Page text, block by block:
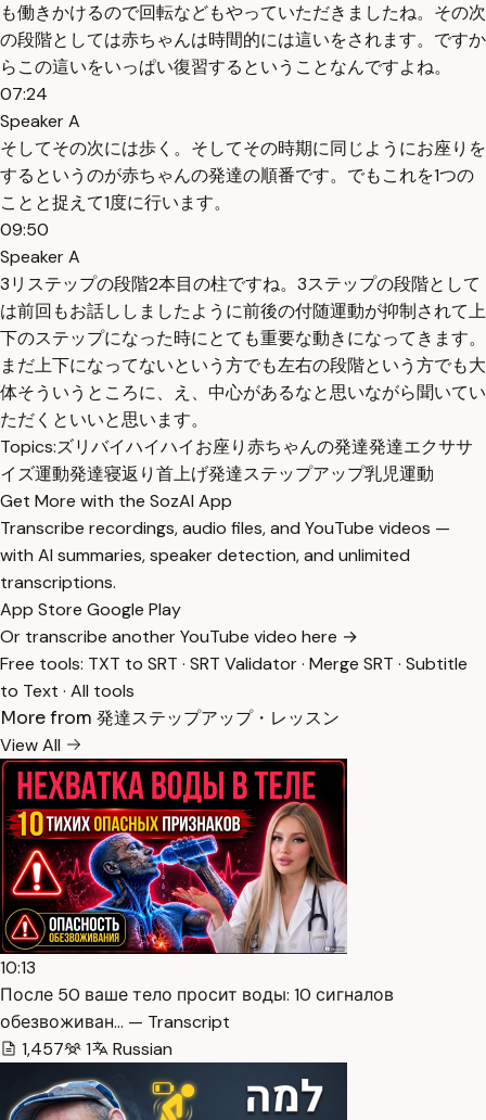
も働きかけるので回転などもやっていただきましたね。その次
の段階としては赤ちゃんは時間的には這いをされます。ですか
らこの這いをいっぱい復習するということなんですよね。
07:24
Speaker A
そしてその次には歩く。そしてその時期に同じようにお座りを
するというのが赤ちゃんの発達の順番です。でもこれを1つの
ことと捉えて1度に行います。
09:50
Speaker A
3リステップの段階2本目の柱ですね。3ステップの段階として
は前回もお話ししましたように前後の付随運動が抑制されて上
下のステップになった時にとても重要な動きになってきます。
まだ上下になってないという方でも左右の段階という方でも大
体そういうところに、え、中心があるなと思いながら聞いてい
ただくといいと思います。
Topics:ズリバイハイハイお座り赤ちゃんの発達発達エクササ
イズ運動発達寝返り首上げ発達ステップアップ乳児運動
Get More with the SozAI App
Transcribe recordings, audio files, and YouTube videos —
with AI summaries, speaker detection, and unlimited
transcriptions.
App Store Google Play
Or transcribe another YouTube video here →
Free tools: TXT to SRT · SRT Validator· Merge SRT · Subtitle
to Text · All tools
More from 発達ステップアップ・レッスン
View All
10:13
После 50 ваше тело просит воды: 10 сигналов
обезвоживан… — Transcript
1,457
1 Russian